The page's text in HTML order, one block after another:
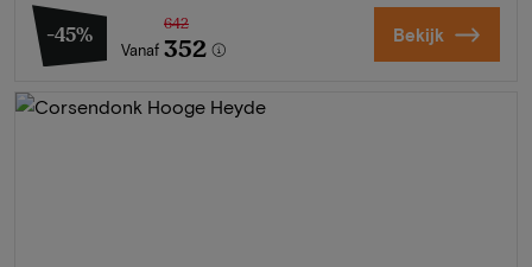
-45%
Vanaf
642
352 Bekijk